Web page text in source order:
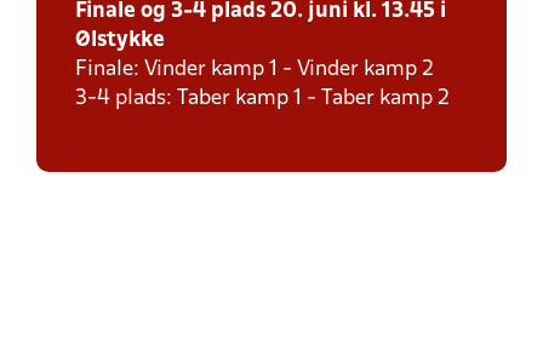
Finale og 3-4 plads 20. juni kl. 13.45 i
Ølstykke
Finale: Vinder kamp 1 - Vinder kamp 2
3-4 plads: Taber kamp 1 - Taber kamp 2